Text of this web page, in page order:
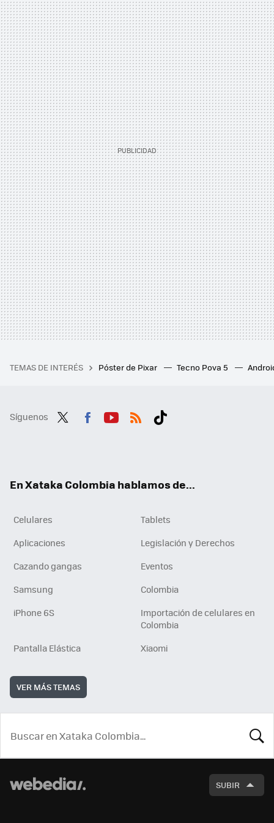
TEMAS DE INTERÉS Póster de Pixar Tecno Pova 5
Síguenos
En Xataka Colombia hablamos de...
Celulares
Tablets
Aplicaciones
Legislación y Derechos
Cazando gangas
Eventos
Samsung
Colombia
iPhone 6S
Importación de celulares en
Colombia
Pantalla Elástica
Xiaomi
VER MÁS TEMAS
SUBIR